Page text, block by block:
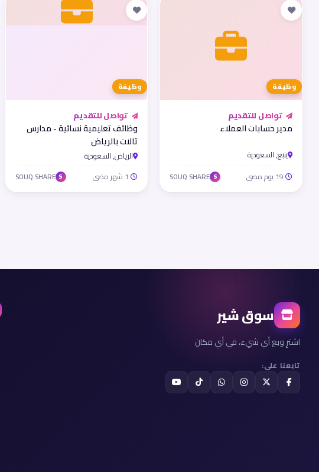
وظيفة
تواصل للتقديم
مدير حسابات العملاء
ينبع, السعودية
S
SOUQ SHARE
وظيفة
تواصل للتقديم
وظائف تعليمية نسائية - مدارس
تالات بالرياض
الرياض, السعودية
1 شهر مضى
S
SOUQ SHARE
سوق شير
اشترِ وبع أي شيء، في أي مكان
تابعنا على: